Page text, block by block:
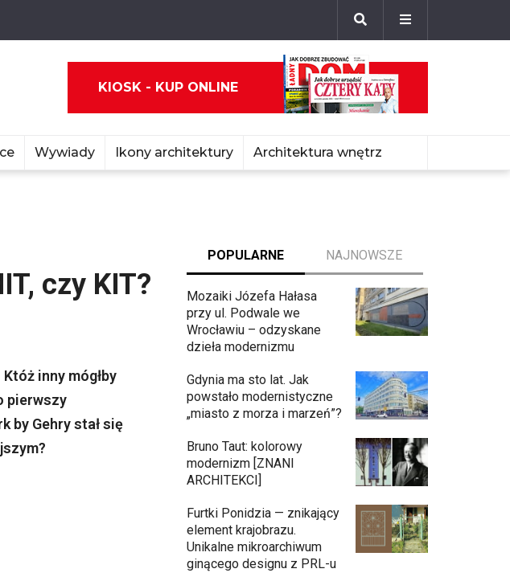
KIOSK - KUP ONLINE
Wywiady Ikony architektury Architektura wnętrz
czy KIT?
inny mógłby
pierwszy
by Gehry stał się
POPULARNE NAJNOWSZE
Mozaiki Józefa Hałasa
przy ul. Podwale we
Wrocławiu – odzyskane
dzieła modernizmu
Gdynia ma sto lat. Jak
powstało modernistyczne
„miasto z morza i marzeń”?
Bruno Taut: kolorowy
modernizm [ZNANI
ARCHITEKCI]
Furtki Ponidzia — znikający
element krajobrazu.
Unikalne mikroarchiwum
ginącego designu z PRL-u